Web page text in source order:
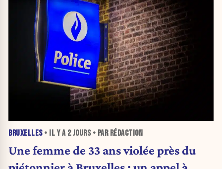
BRUXELLES• IL Y A 2 JOURS• PAR RÉDACTION
Une femme de 33 ans violée près du